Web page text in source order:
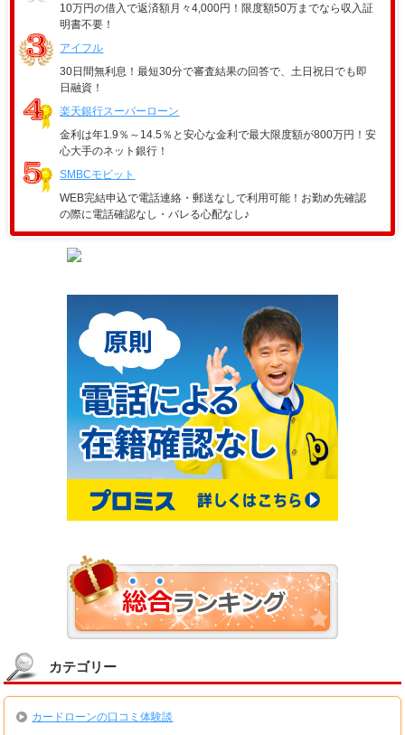
10万円の借入で返済額月々4,000円！限度額50万までなら収入証
明書不要！
アイフル
30日間無利息！最短30分で審査結果の回答で、土日祝日でも即
日融資！
楽天銀行スーパーローン
金利は年1.9％～14.5％と安心な金利で最大限度額が800万円！安
心大手のネット銀行！
SMBCモビット
WEB完結申込で電話連絡・郵送なしで利用可能！お勤め先確認
の際に電話確認なし・バレる心配なし♪
カテゴリー
カードローンの口コミ体験談